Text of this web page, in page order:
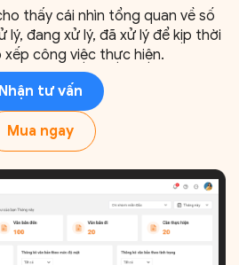
thấy cái nhìn tổng quan về số
lý, đang xử lý, đã xử lý để kịp thời
xếp công việc thực hiện.
Nhận tư vấn
Mua ngay